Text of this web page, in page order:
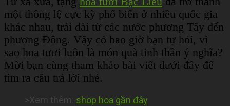
một thông lệ cực kỳ phổ biến ở nhiều quốc gia
khác nhau, trải dài từ các nước phương Tây đến
phương Đông. Vậy có bao giờ bạn tự hỏi, vì
sao hoa tươi luôn là món quà tinh thần ý nghĩa?
Mời bạn cùng tham khảo bài viết dưới đây để
tìm ra câu trả lời nhé.
>Xem thêm: shop hoa gần đây